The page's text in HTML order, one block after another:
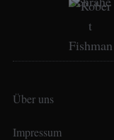
Über uns
Impressum